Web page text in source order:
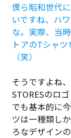
僕ら昭和世代
いですね、ハ
な。実際、当
トアのTシャ
（笑）
そうですよね
STORESのロ
でも基本的に
ツは一種類し
ろなデザイン